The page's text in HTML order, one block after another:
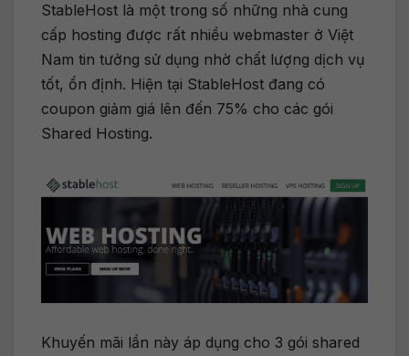
StableHost là một trong số những nhà cung
cấp hosting được rất nhiều webmaster ở Việt
Nam tin tưởng sử dụng nhờ chất lượng dịch vụ
tốt, ổn định. Hiện tại StableHost đang có
coupon giảm giá lên đến 75% cho các gói
Shared Hosting.
Khuyến mãi lần này áp dụng cho 3 gói shared